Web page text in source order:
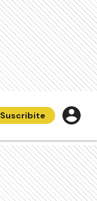
Suscribite